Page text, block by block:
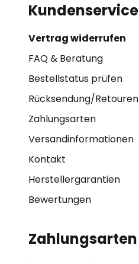
Kundenservice
Vertrag widerrufen
FAQ & Beratung
Bestellstatus prüfen
Rücksendung/Retouren
Zahlungsarten
Versandinformationen
Kontakt
Herstellergarantien
Bewertungen
Zahlungsarten